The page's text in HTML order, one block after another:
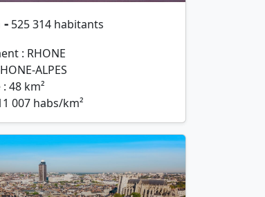
- 525 314 habitants
: RHONE
ALPES
48 km²
007 habs/km²